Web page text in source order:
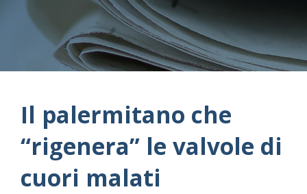
Il palermitano che
“rigenera” le valvole di
cuori malati